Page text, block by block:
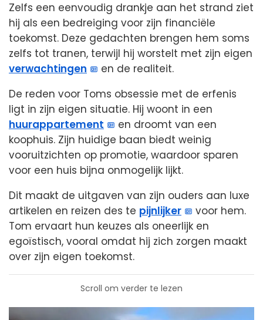
Zelfs een eenvoudig drankje aan het strand ziet
hij als een bedreiging voor zijn financiële
toekomst. Deze gedachten brengen hem soms
zelfs tot tranen, terwijl hij worstelt met zijn eigen
verwachtingen
en de realiteit.
De reden voor Toms obsessie met de erfenis
ligt in zijn eigen situatie. Hij woont in een
huurappartement
en droomt van een
koophuis. Zijn huidige baan biedt weinig
vooruitzichten op promotie, waardoor sparen
voor een huis bijna onmogelijk lijkt.
Dit maakt de uitgaven van zijn ouders aan luxe
artikelen en reizen des te pijnlijker
voor hem.
Tom ervaart hun keuzes als oneerlijk en
egoïstisch, vooral omdat hij zich zorgen maakt
over zijn eigen toekomst.
Scroll om verder te lezen